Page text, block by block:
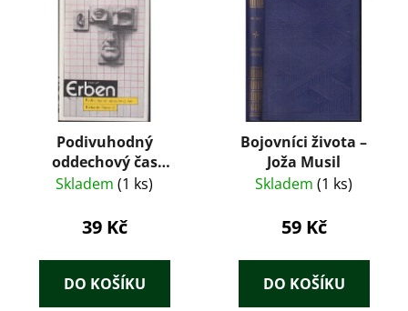
Podivuhodný
oddechový čas
Richarda Bartoně –
Skladem (1 ks)
39 Kč
DO KOŠÍKU
Bojovníci života –
Joža Musil
Skladem (1 ks)
59 Kč
DO KOŠÍKU